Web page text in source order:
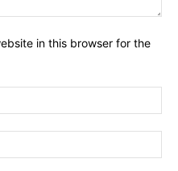
in this browser for the